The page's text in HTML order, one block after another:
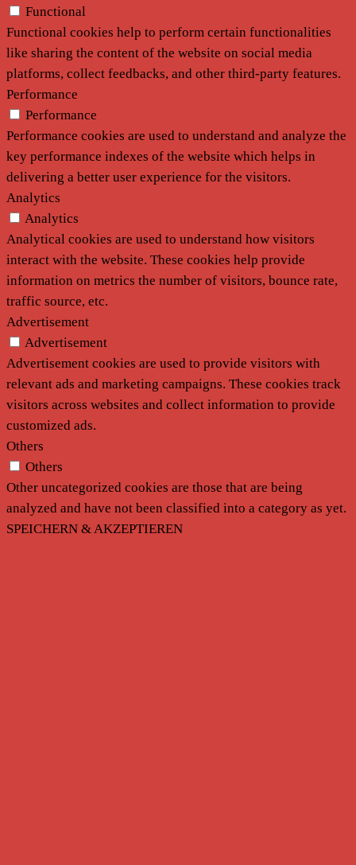
Functional
Functional cookies help to perform certain functionalities
like sharing the content of the website on social media
platforms, collect feedbacks, and other third-party features.
Performance
Performance
Performance cookies are used to understand and analyze the
key performance indexes of the website which helps in
delivering a better user experience for the visitors.
Analytics
Analytics
Analytical cookies are used to understand how visitors
interact with the website. These cookies help provide
information on metrics the number of visitors, bounce rate,
traffic source, etc.
Advertisement
Advertisement
Advertisement cookies are used to provide visitors with
relevant ads and marketing campaigns. These cookies track
visitors across websites and collect information to provide
customized ads.
Others
Others
Other uncategorized cookies are those that are being
analyzed and have not been classified into a category as yet.
SPEICHERN & AKZEPTIEREN